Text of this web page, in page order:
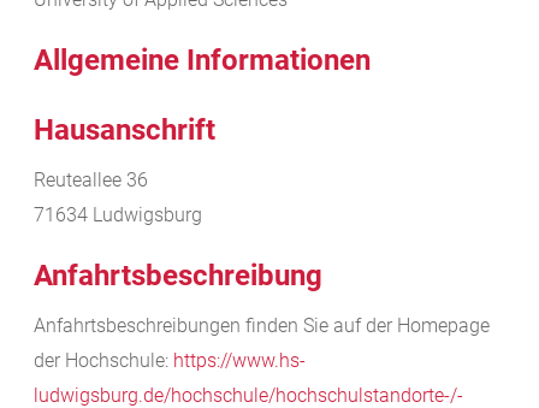
Allgemeine Informationen
Hausanschrift
Reuteallee 36
71634 Ludwigsburg
Anfahrtsbeschreibung
Anfahrtsbeschreibungen finden Sie auf der Homepage
der Hochschule: https://www.hs-
ludwigsburg.de/hochschule/hochschulstandorte-/-